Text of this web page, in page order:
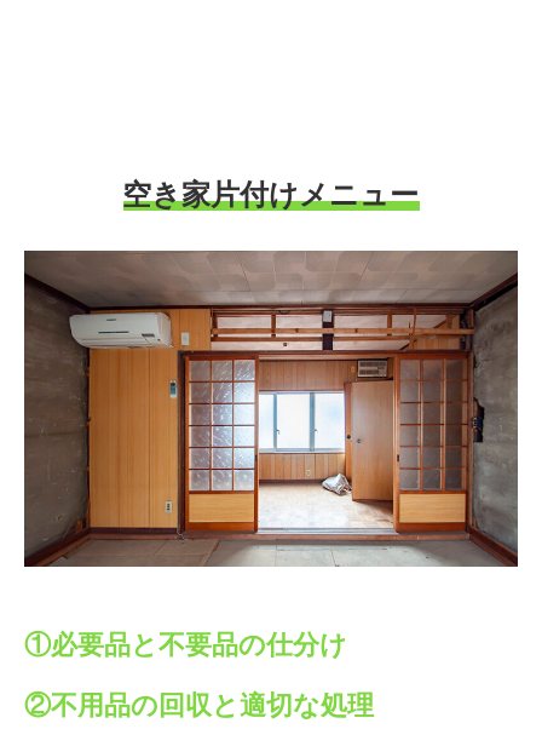
空き家片付けメニュー
①必要品と不要品の仕分け
②不用品の回収と適切な処理